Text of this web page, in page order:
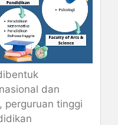
dan
perguruan tinggi